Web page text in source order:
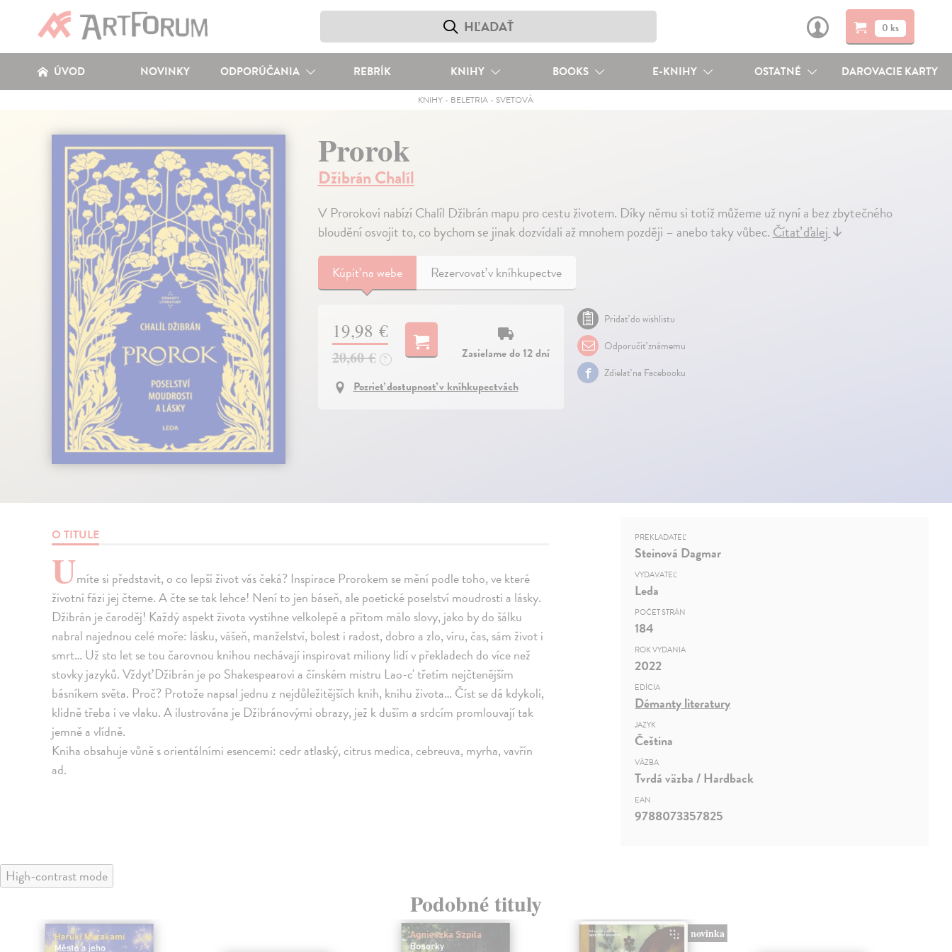
0 ks
ÚVOD NOVINKY ODPORÚČANIA REBRÍK KNIHY BOOKS E-KNIHY OSTATNÉ DAROVACIE KARTY
KNIHY - BELETRIA - SVETOVÁ
Prorok
Džibrán Chalíl
V Prorokovi nabízí Chalíl Džibrán mapu pro cestu životem. Díky němu si totiž můžeme už nyní a bez zbytečného
bloudění osvojit to, co bychom se jinak dozvídali až mnohem později – anebo taky vůbec.Čítať ďalej↓
Kúpiťna webe Rezervovať v kníhkupectve
19,98 €
20,60 € ?
Zasielame do 12 dní
Pozrieť dostupnosť v kníhkupectvách
Pridať do wishlistu
Odporučiť známemu
Zdielať na Facebooku
O TITULE
Umíte si představit, o co lepší život vás čeká? Inspirace Prorokem se mění podle toho, ve které
životní fázi jej čteme. A čte se tak lehce! Není to jen báseň, ale poetické poselství moudrosti a lásky.
Džibrán je čaroděj! Každý aspekt života vystihne velkolepě a přitom málo slovy, jako by do šálku
nabral najednou celé moře: lásku, vášeň, manželství, bolest i radost, dobro a zlo, víru, čas, sám život i
smrt… Už sto let se tou čarovnou knihou nechávají inspirovat miliony lidí v překladech do více než
stovky jazyků. Vždyť Džibrán je po Shakespearovi a čínském mistru Lao-c' třetím nejčtenějším
básníkem světa. Proč? Protože napsal jednu z nejdůležitějších knih, knihu života… Číst se dá kdykoli,
klidně třeba i ve vlaku. A ilustrována je Džibránovými obrazy, jež k duším a srdcím promlouvají tak
jemně a vlídně.
Kniha obsahuje vůně s orientálními esencemi: cedr atlaský, citrus medica, cebreuva, myrha, vavřín
ad.
PREKLADATEĽ
Steinová Dagmar
VYDAVATEĽ
Leda
POČET STRÁN
184
ROK VYDANIA
2022
EDÍCIA
Démanty literatury
JAZYK
Čeština
VÄZBA
Tvrdá väzba / Hardback
EAN
9788073357825
High-contrast mode
Podobné tituly
novinka